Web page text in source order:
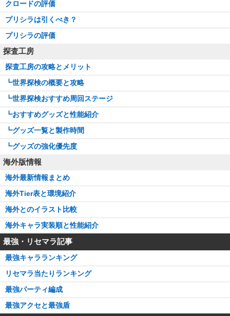
クロードの評価
プリシラは引くべき？
プリシラの評価
探査工房
探査工房の攻略とメリット
┗世界探検の概要と攻略
┗世界探検おすすめ周回ステージ
┗おすすめグッズと性能紹介
┗グッズ一覧と製作時間
┗グッズの強化優先度
海外版情報
海外最新情報まとめ
海外Tier表と環境紹介
海外とのイラスト比較
海外キャラ実装順と性能紹介
最強・リセマラ記事
最強キャラランキング
リセマラ当たりランキング
最強パーティ編成
最強アクセと最強盾